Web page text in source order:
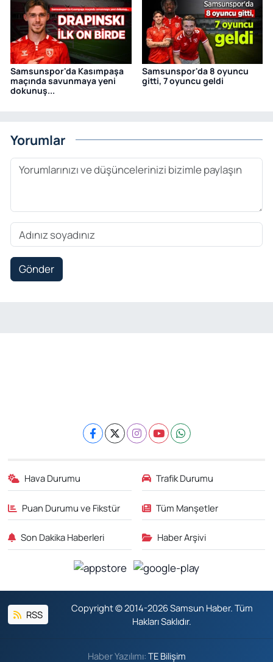
Samsunspor'da Kasımpaşa
maçında savunmaya yeni
dokunuş...
Samsunspor'da 8 oyuncu
gitti, 7 oyuncu geldi
Yorumlar
Gönder
Hava Durumu Trafik Durumu
Puan Durumu ve Fikstür Tüm Manşetler
Son Dakika Haberleri Haber Arşivi
RSS
Copyright © 2014-2026 Samsun Haber. Tüm
Hakları Saklıdır.
Haber Yazılımı: TE Bilişim